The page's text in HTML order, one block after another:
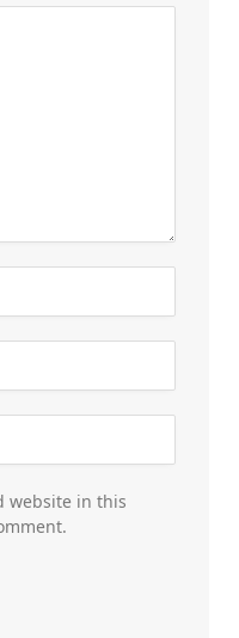
website in this